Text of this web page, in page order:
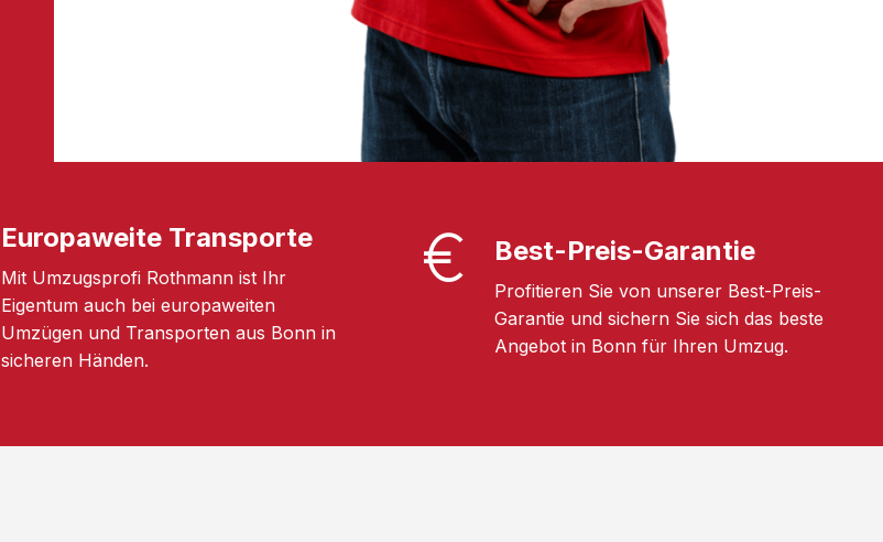
Europaweite Transporte
Mit Umzugsprofi Rothmann ist Ihr
Eigentum auch bei europaweiten
Umzügen und Transporten aus Bonn in
sicheren Händen.
Best-Preis-Garantie
Profitieren Sie von unserer Best-Preis-
Garantie und sichern Sie sich das beste
Angebot in Bonn für Ihren Umzug.